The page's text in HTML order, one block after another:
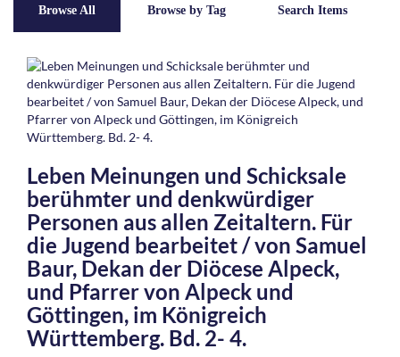
Browse All Browse by Tag Search Items
Leben Meinungen und Schicksale
berühmter und denkwürdiger
Personen aus allen Zeitaltern. Für
die Jugend bearbeitet / von Samuel
Baur, Dekan der Diöcese Alpeck,
und Pfarrer von Alpeck und
Göttingen, im Königreich
Württemberg. Bd. 2- 4.